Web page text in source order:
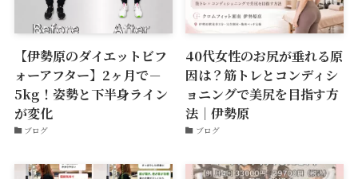
【伊勢原のダイエットビフ
ォーアフター】2ヶ月で－
5kg！姿勢と下半身ライン
が変化
ブログ
40代女性のお尻が垂れる原
因は？筋トレとコンディシ
ョニングで美尻を目指す方
法｜伊勢原
ブログ